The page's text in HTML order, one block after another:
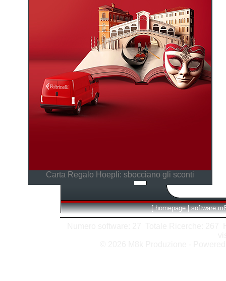
Carta Regalo Hoepli: sbocciano gli sconti
[ homepage | software